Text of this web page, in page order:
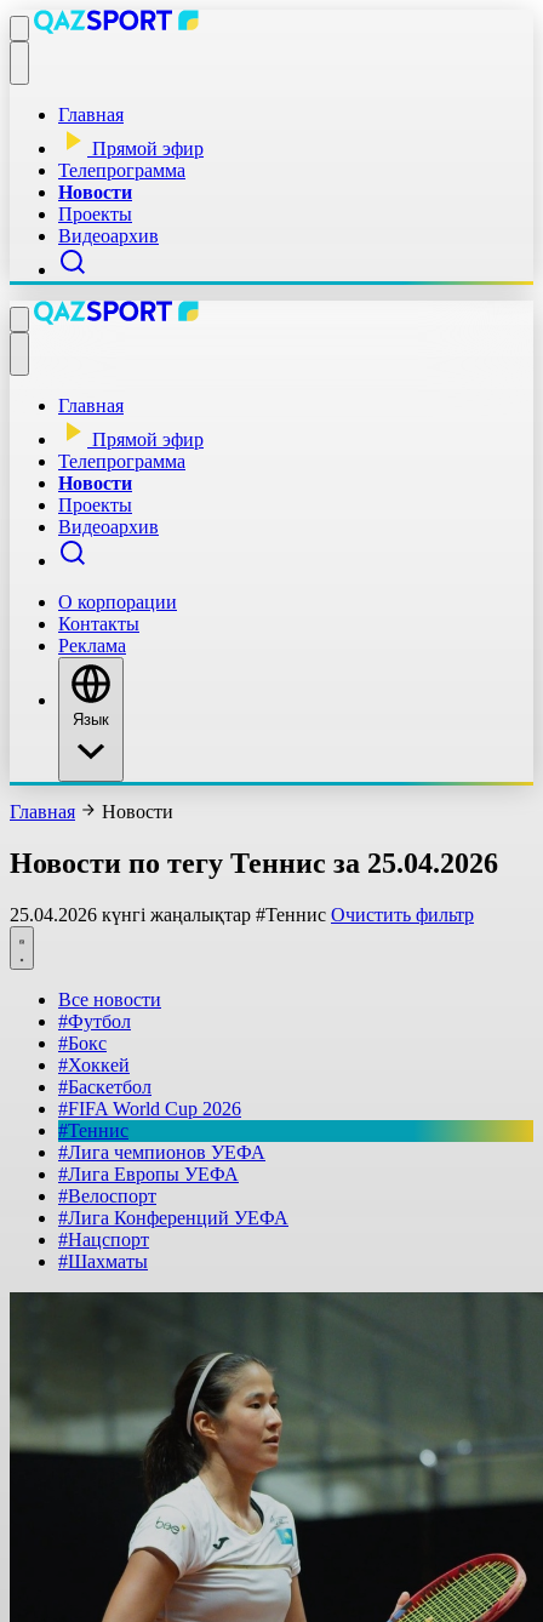
Главная
Прямой эфир
Телепрограмма
Новости
Проекты
Видеоархив
Главная
Прямой эфир
Телепрограмма
Новости
Проекты
Видеоархив
О корпорации
Контакты
Реклама
Язык
Главная Новости
Новости по тегу Теннис за 25.04.2026
25.04.2026 күнгі жаңалықтар #Теннис Очистить фильтр
Все новости
#Футбол
#Бокс
#Хоккей
#Баскетбол
#FIFA World Cup 2026
#Теннис
#Лига чемпионов УЕФА
#Лига Европы УЕФА
#Велоспорт
#Лига Конференций УЕФА
#Нацспорт
#Шахматы